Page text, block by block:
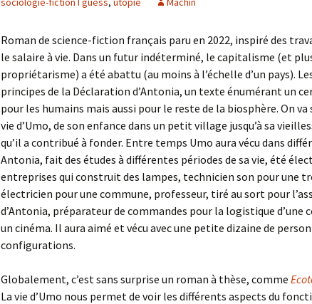
Roman de science-fiction français paru en 2022, inspiré des
le salaire à vie. Dans un futur indéterminé, le capitalisme (et
propriétarisme) a été abattu (au moins à l’échelle d’un pays).
principes de la Déclaration d’Antonia, un texte énumérant un
pour les humains mais aussi pour le reste de la biosphère. On va
vie d’Umo, de son enfance dans un petit village jusqu’à sa
qu’il a contribué à fonder. Entre temps Umo aura vécu dans
Antonia, fait des études à différentes périodes de sa vie, été
entreprises qui construit des lampes, technicien son pour une
électricien pour une commune, professeur, tiré au sort pour
d’Antonia, préparateur de commandes pour la logistique d’une
un cinéma. Il aura aimé et vécu avec une petite dizaine de
configurations.
Globalement, c’est sans surprise un roman à thèse, comme
La vie d’Umo nous permet de voir les différents aspects du